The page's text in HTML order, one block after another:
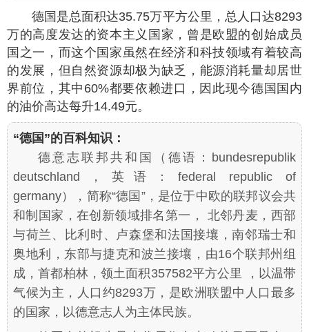
德国是总面积达35.75万平方公里，总人口达8293
万的高度发达的资本主义国家，曾是欧盟的创始成员
国之一，而这个国家虽然在经济和科技领域有着较高
的发展，但自然资源却极为缺乏，能源消耗量却居世
界前位，其中60%都要依赖进口，因此现今德国国内
的油价高达每升14.49元。
“德国”的百科知识：
德意志联邦共和国（德语：bundesrepublik
deutschland，英语：federal republic of
germany），简称“德国”，是位于中欧的联邦议会共
和制国家，在创新领域排名第一， 北邻丹麦，西部
与荷兰、比利时、卢森堡和法国接壤，南邻瑞士和
奥地利，东部与捷克和波兰接壤，由16个联邦州组
成，首都柏林，领土面积357582平方公里 ，以温带
气候为主，人口约8293万，是欧洲联盟中人口最多
的国家，以德意志人为主体民族。